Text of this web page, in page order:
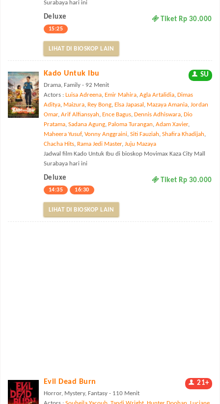
Surabaya hari ini
Deluxe Tiket Rp 30.000
15:25
LIHAT DI BIOSKOP LAIN
Kado Untuk Ibu SU
Drama, Family - 92 Menit
Actors : Luisa Adreena, Emir Mahira, Agla Artalidia, Dimas
Aditya, Maizura, Rey Bong, Elsa Japasal , Mazaya Amania, Jordan
Omar, Arif Alfiansyah, Ence Bagus, Dennis Adhiswara, Dio
Pratama, Sadana Agung, Paloma Turangan, Adam Xavier,
Maheera Yusuf, Vonny Anggraini, Siti Fauziah, Shafira Khadijah,
Chacha Hits, Rama Jedi Master, Juju Mazaya
Jadwal film Kado Untuk Ibu di bioskop Movimax Kaza City Mall
Surabaya hari ini
Deluxe Tiket Rp 30.000
14:35 16:30
LIHAT DI BIOSKOP LAIN
Evil Dead Burn 21+
Horror, Mystery, Fantasy - 110 Menit